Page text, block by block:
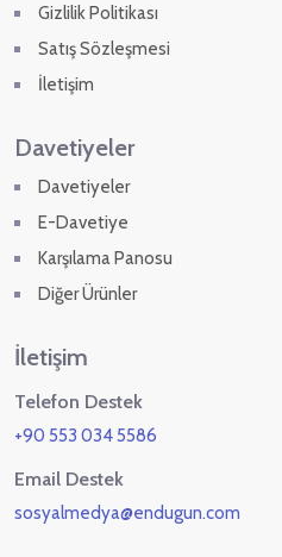
Gizlilik Politikası
Satış Sözleşmesi
İletişim
Davetiyeler
Davetiyeler
E-Davetiye
Karşılama Panosu
Diğer Ürünler
İletişim
Telefon Destek
+90 553 034 5586
Email Destek
sosyalmedya@endugun.com